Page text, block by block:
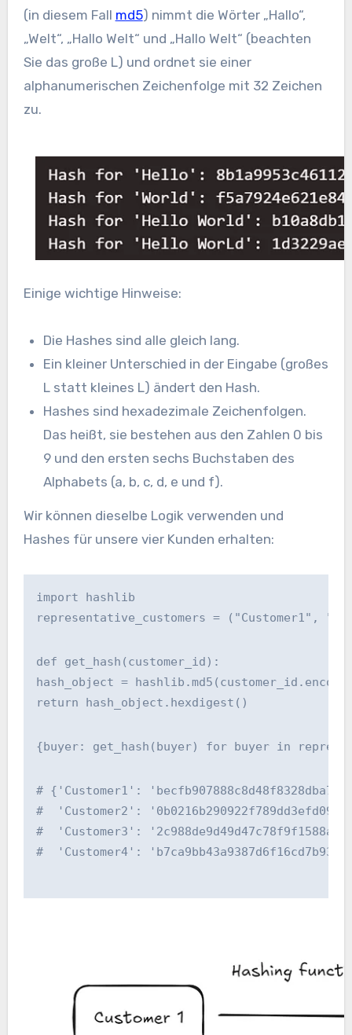
(in diesem Fall md5) nimmt die Wörter „Hallo“,
„Welt“, „Hallo Welt“ und „Hallo Welt“ (beachten
Sie das große L) und ordnet sie einer
alphanumerischen Zeichenfolge mit 32 Zeichen
zu.
Einige wichtige Hinweise:
Die Hashes sind alle gleich lang.
Ein kleiner Unterschied in der Eingabe (großes
L statt kleines L) ändert den Hash.
Hashes sind hexadezimale Zeichenfolgen.
Das heißt, sie bestehen aus den Zahlen 0 bis
9 und den ersten sechs Buchstaben des
Alphabets (a, b, c, d, e und f).
Wir können dieselbe Logik verwenden und
Hashes für unsere vier Kunden erhalten:
import hashlib
representative_customers = ("Customer1",
def get_hash(customer_id):
hash_object =
return hash_object.hexdigest()
{buyer: get_hash(buyer) for buyer in
# {'Customer1':
#  'Customer2':
#  'Customer3':
#  'Customer4':